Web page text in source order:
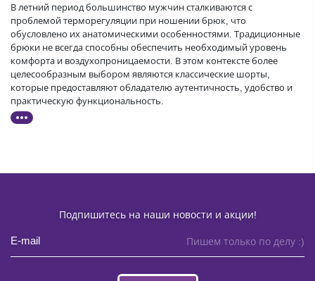
В летний период большинство мужчин сталкиваются с
проблемой терморегуляции при ношении брюк, что
обусловлено их анатомическими особенностями. Традиционные
брюки не всегда способны обеспечить необходимый уровень
комфорта и воздухопроницаемости. В этом контексте более
целесообразным выбором являются классические шорты,
которые предоставляют обладателю аутентичность, удобство и
практическую функциональность.
Подпишитесь на наши новости и акции!
Пишем только по делу :)